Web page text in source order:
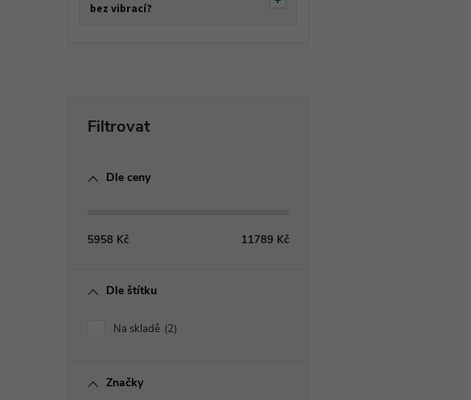
bez vibrací?
Dle ceny
5958 Kč 11789 Kč
Dle štítku
Na skladě 2
Značky